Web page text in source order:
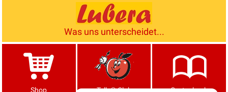
Was uns unterscheidet...
Shop Tells® Club Gartenbuch